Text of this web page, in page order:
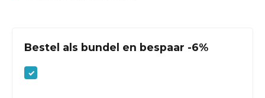
Bestel als bundel en bespaar -6%